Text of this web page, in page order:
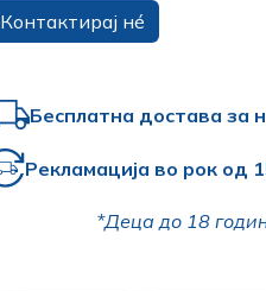
Контактирај нé
Бесплатна достава за
Рекламација во рок од
*Деца до 18